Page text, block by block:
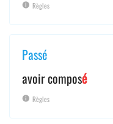
Règles
Passé
avoir composé
Règles